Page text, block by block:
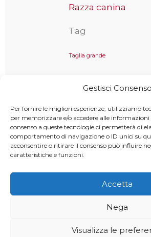
Gestisci Consenso
Per fornire le migliori esperienze, utilizziamo
per memorizzare e/o accedere alle informazioni
consenso a queste tecnologie ci permetterà di
comportamento di navigazione o ID unici su
acconsentire o ritirare il consenso può influire
caratteristiche e funzioni.
Accetta
Nega
Visualizza le
Razza canina
Tag
Taglia grande
Copyright © 2025 MondoCane.Top
riservati